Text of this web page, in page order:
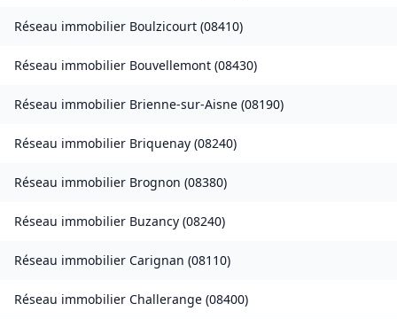
Réseau immobilier Boulzicourt (08410)
Réseau immobilier Bouvellemont (08430)
Réseau immobilier Brienne-sur-Aisne (08190)
Réseau immobilier Briquenay (08240)
Réseau immobilier Brognon (08380)
Réseau immobilier Buzancy (08240)
Réseau immobilier Carignan (08110)
Réseau immobilier Challerange (08400)